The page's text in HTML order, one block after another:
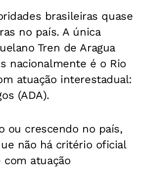
brasileiras quase
no país. A única
Tren de Aragua
nacionalmente é o Rio
atuação interestadual:
(ADA).
ou crescendo no país,
não há critério oficial
com atuação